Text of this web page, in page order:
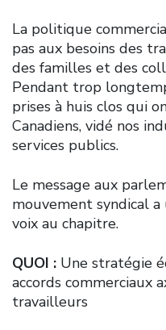
La politique
pas aux besoins des
des familles et des
Pendant trop
prises à huis clos qui
Canadiens, vidé nos
services publics.
Le message aux
mouvement syndical
voix au chapitre.
QUOI : Une stratégie
accords commerciaux
travailleurs